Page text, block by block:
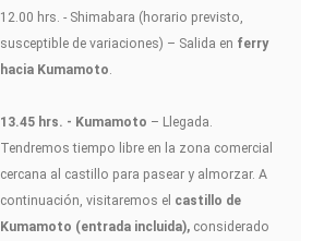
12.00 hrs. - Shimabara (horario previsto,
susceptible de variaciones) – Salida en ferry
hacia Kumamoto
13.45 hrs. - Kumamoto – Llegada.
Tendremos tiempo libre en la zona comercial
cercana al castillo para pasear y almorzar. A
continuación, visitaremos el castillo de
Kumamoto (entrada incluida), considerado